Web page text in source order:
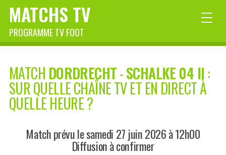
MATCHS TV
PROGRAMME TV FOOT
MATCH DORDRECHT-SCHALKE 04 II:
SUR QUELLE CHAÎNE TV ET EN DIRECT À
QUELLE HEURE ?
Match prévu le samedi 27 juin 2026 à 12h00
Diffusion à confirmer